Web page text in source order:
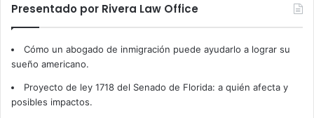
Presentado por Rivera Law Office
Cómo un abogado de inmigración puede ayudarlo a lograr su
sueño americano.
Proyecto de ley 1718 del Senado de Florida: a quién afecta y
posibles impactos.